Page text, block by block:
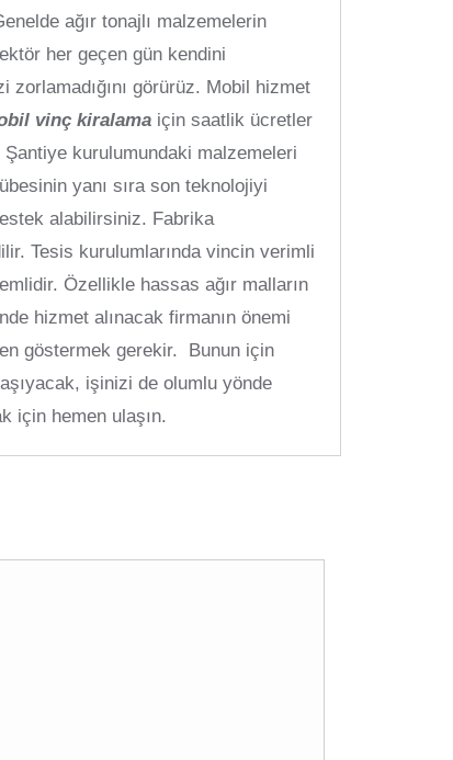
ağır tonajlı malzemelerin
her geçen gün kendini
görürüz. Mobil hizmet
vinç kiralama için saatlik ücretler
kurulumundaki malzemeleri
yanı sıra son teknolojiyi
alabilirsiniz. Fabrika
Tesis kurulumlarında vincin verimli
Özellikle hassas ağır malların
hizmet alınacak firmanın önemi
göstermek gerekir. Bunun için
işinizi de olumlu yönde
için hemen ulaşın.